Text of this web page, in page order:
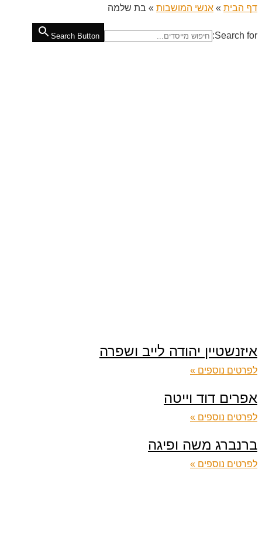
דף הבית » אנשי המושבות » בת שלמה
Search for:
Search Button
איזנשטיין יהודה לייב ושפרה
לפרטים נוספים »
אפרים דוד וייטה
לפרטים נוספים »
ברנברג משה ופיגה
לפרטים נוספים »